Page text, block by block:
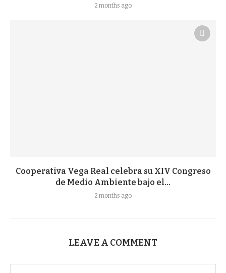
2 months ago
Cooperativa Vega Real celebra su XIV Congreso
de Medio Ambiente bajo el...
2 months ago
LEAVE A COMMENT